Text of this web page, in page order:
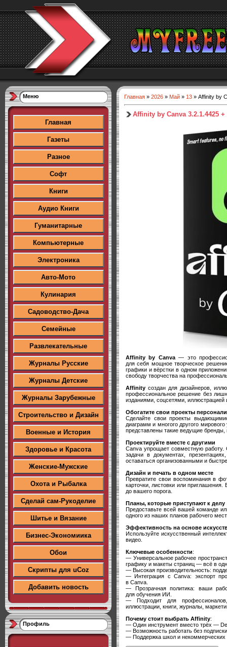
Меню
Главная
Газеты
Разное
Софт
Книги
Аудио Книги
Гуманитарные
Компьютерные
Электроника
Авто-Мото
Кулинария
Садоводство-Дача
Семейные
Развлекательные
Журналы Русские
Журналы Детские
Журналы Зарубежные
Строительство и Дизайн
Военные и История
Здоровье и Красота
Женские-Мужские
Охота и Рыбалка
Сделай сам-Рукоделие
Шитье и Вязание
Бизнес-Экономиика
Обои
Скрипты для uCoz
Добавить новость
Профиль
Главная » 2026 » Май » 13 » Affinity by
Affinity by Canva 3.2.1.4425
Affinity by Canva— это
для себя мощное творческое
графики и вёрстки в одном
свободу творчества на
Affinity создан для дизайнеров,
профессиональное решение без
изданиями, соцсетями,
Обогатите свои проекты
Сделайте свои проекты
диаграмм и многого другого
представлены такие ведущие бренды,
Проектируйте вместе с другими
Canva упрощает совместную
задачи в документах,
оставаться организованными и
Дизайн и печать в одном месте
Превратите свои воспоминания в
карточки, листовки или
до вашего порога.
Планы, которые приступают к делу
Предоставьте всей вашей команде
одного из наших планов рабочего
Эффективность на основе
Используйте искусственный
видео.
Ключевые особенности:
— Универсальное рабочее
графику и макеты страниц — всё в
— Высокая производительность:
— Интеграция с Canva: экспорт
в Canva.
— Прозрачная политика: ваши
для обучения ИИ.
— Подходит для
иллюстрации, книги, журналы,
Почему стоит выбрать Affinity:
— Один инструмент вместо трёх —
— Возможность работать без
— Поддержка школ и некоммерческих